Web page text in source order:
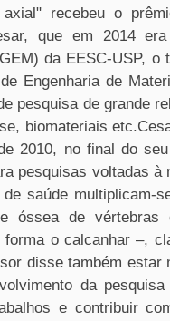
recebeu o
que em 2014
da EESC-USP, o
Engenharia de
pesquisa de grande
biomateriais
2010, no final do
pesquisas voltadas à
saúde multiplicam-
óssea de
o calcanhar –,
disse também
da
e contribuir